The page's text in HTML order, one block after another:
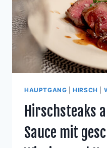
HAUPTGANG |HIRSCH
Hirschsteaks
Sauce mit